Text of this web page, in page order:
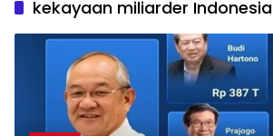
kekayaan miliarder Indonesia